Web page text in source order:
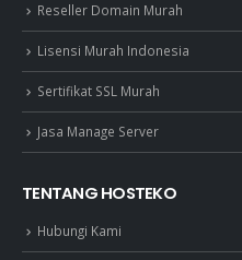
Reseller Domain Murah
Lisensi Murah Indonesia
Sertifikat SSL Murah
Jasa Manage Server
TENTANG HOSTEKO
Hubungi Kami